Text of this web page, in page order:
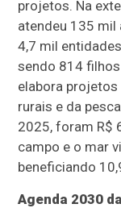
projetos. Na
atendeu 135 mil
4,7 mil
sendo 814
elabora
rurais e da
2025, foram R$
campo e o mar
beneficiando
Agenda 2030